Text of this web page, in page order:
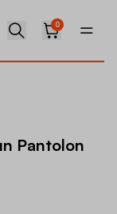
0
Pantolon